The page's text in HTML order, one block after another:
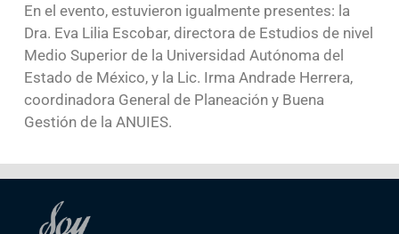
En el evento, estuvieron igualmente presentes: la
Dra. Eva Lilia Escobar, directora de Estudios de nivel
Medio Superior de la Universidad Autónoma del
Estado de México, y la Lic. Irma Andrade Herrera,
coordinadora General de Planeación y Buena
Gestión de la ANUIES.